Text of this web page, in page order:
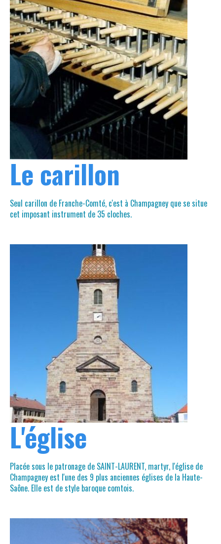
Le carillon
Seul carillon de Franche-Comté, c'est à Champagney que se situe
cet imposant instrument de 35 cloches.
L'église
Placée sous le patronage de SAINT-LAURENT, martyr, l'église de
Champagney est l'une des 9 plus anciennes églises de la Haute-
Saône. Elle est de style baroque comtois.